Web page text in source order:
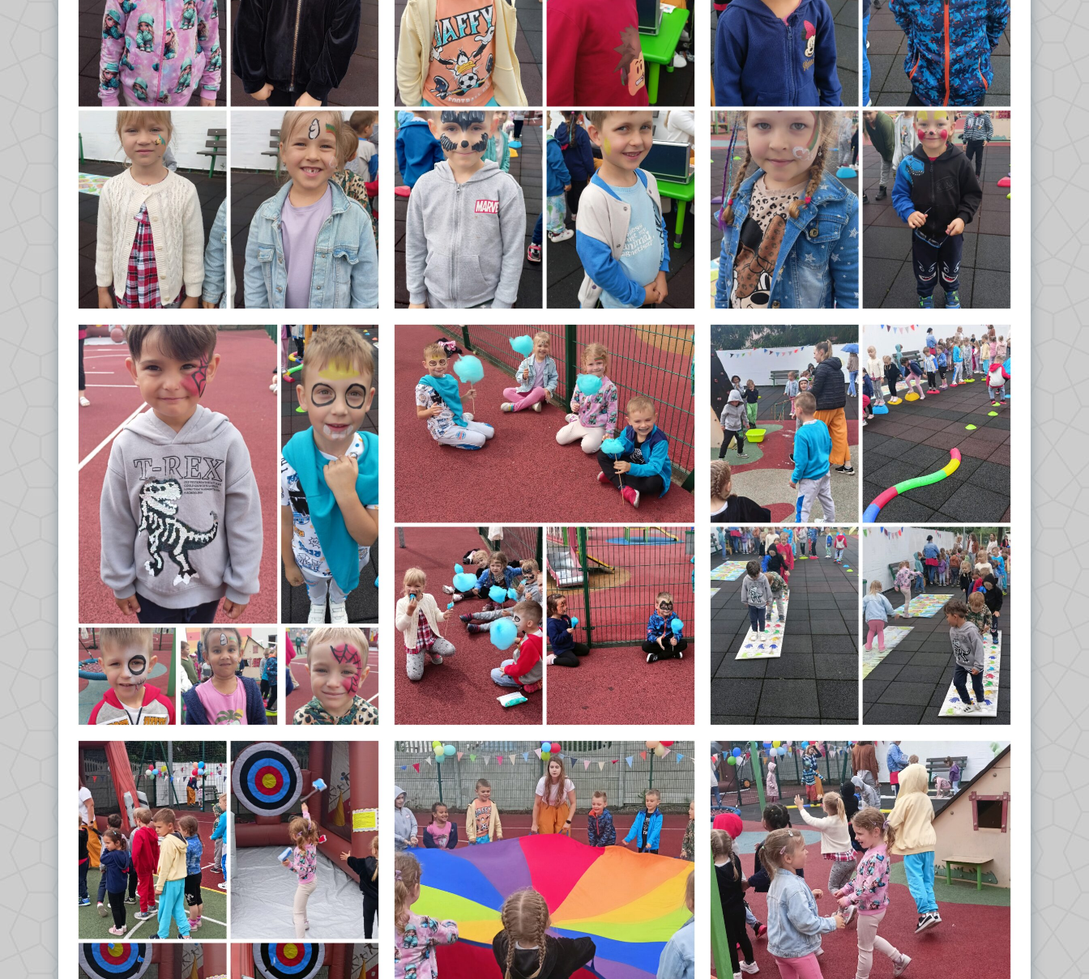
Dokumenty/Procedury
Religia
Logopeda
Pedagog
GRUPA VII – TROPICIELE
GRUPA VIII – PSZCZÓŁKI
Odkrywcy 2023/2024
Biedronki 2023/2024
Misie 2024/2025
Gwiazdeczki 2024/2025
Kropelki 2024/2025
Liski 2024/2025
Nutki 2024/2025
Odkrywcy 2024/2025
Tropiciele 2024/2025